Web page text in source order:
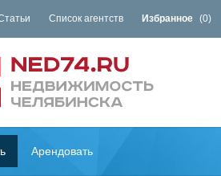
Список агентств Избранное (0)
Арендовать